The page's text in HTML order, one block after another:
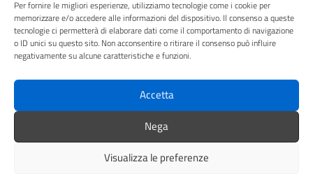
Per fornire le migliori esperienze, utilizziamo tecnologie come i cookie per
memorizzare e/o accedere alle informazioni del dispositivo. Il consenso a queste
tecnologie ci permetterà di elaborare dati come il comportamento di navigazione
o ID unici su questo sito. Non acconsentire o ritirare il consenso può influire
negativamente su alcune caratteristiche e funzioni.
Accetta
Nega
Visualizza le preferenze
Dichiarazione di accessibilità
Piano di miglioramento del sito
SEGUICI SU
facebook